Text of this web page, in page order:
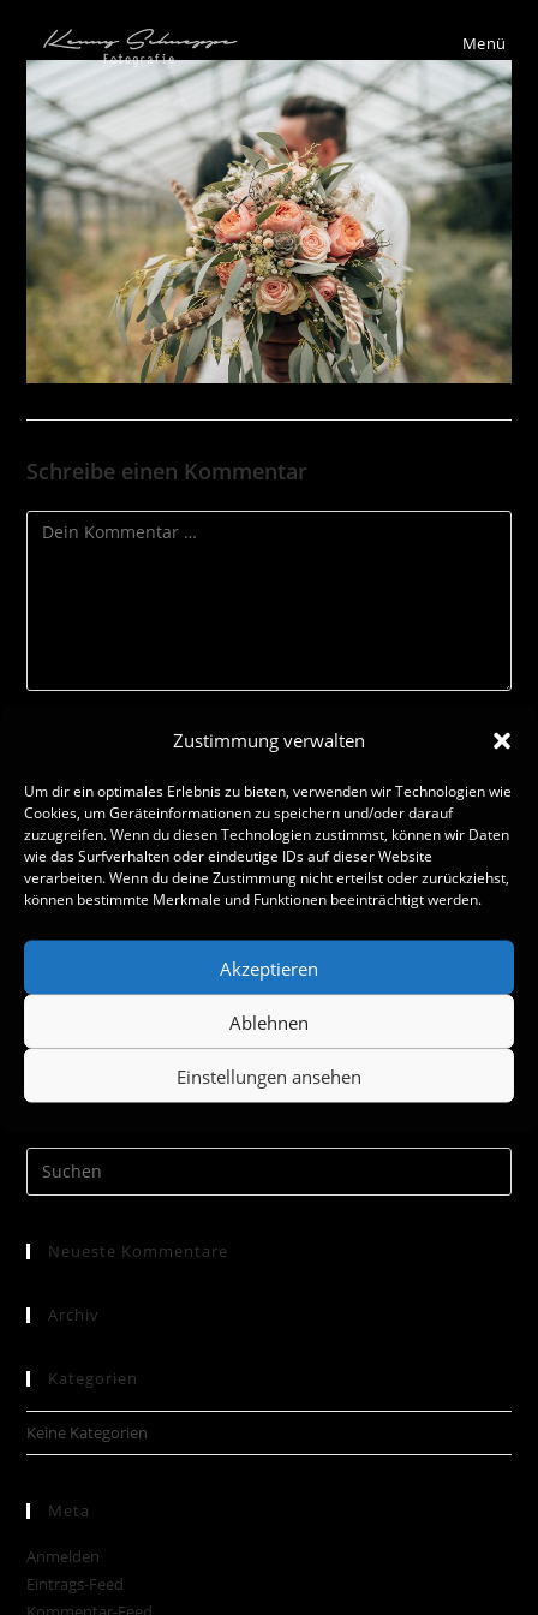
Zustimmung verwalten
Um dir ein optimales Erlebnis zu bieten, verwenden wir Technologien wie
Cookies, um Geräteinformationen zu speichern und/oder darauf
zuzugreifen. Wenn du diesen Technologien zustimmst, können wir Daten
wie das Surfverhalten oder eindeutige IDs auf dieser Website
verarbeiten. Wenn du deine Zustimmung nicht erteilst oder zurückziehst,
können bestimmte Merkmale und Funktionen beeinträchtigt werden.
Akzeptieren
Ablehnen
Einstellungen ansehen
Menü
Schreibe einen Kommentar
Name, E-Mail-Adresse und Website in diesem Browser für
Neueste Kommentare
Archiv
Kategorien
Keine Kategorien
Meta
Anmelden
Eintrags-Feed